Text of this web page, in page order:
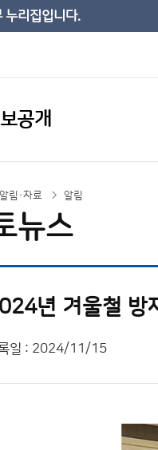
누리집입니다.
공개
알림·자료 알림
뉴스
년 겨울철 방
일 : 2024/11/15